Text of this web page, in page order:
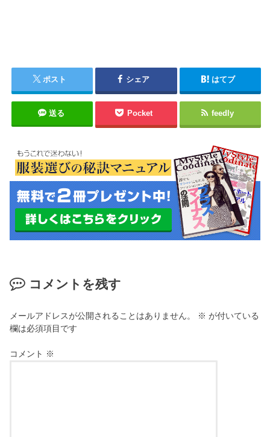
ポスト シェア はてブ
送る Pocket feedly
コメントを残す
メールアドレスが公開されることはありません。 ※ が付いている
欄は必須項目です
コメント ※